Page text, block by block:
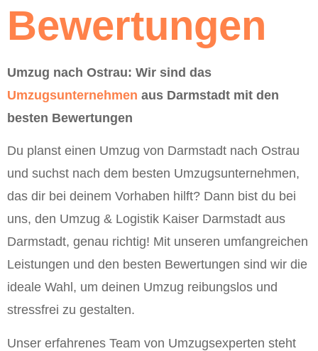
Bewertungen
Umzug nach Ostrau: Wir sind das
Umzugsunternehmen aus Darmstadt mit den
besten Bewertungen
Du planst einen Umzug von Darmstadt nach Ostrau
und suchst nach dem besten Umzugsunternehmen,
das dir bei deinem Vorhaben hilft? Dann bist du bei
uns, den Umzug & Logistik Kaiser Darmstadt aus
Darmstadt, genau richtig! Mit unseren umfangreichen
Leistungen und den besten Bewertungen sind wir die
ideale Wahl, um deinen Umzug reibungslos und
stressfrei zu gestalten.
Unser erfahrenes Team von Umzugsexperten steht